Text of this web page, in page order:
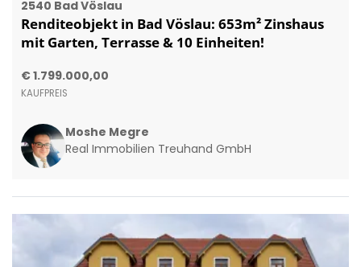
2540 Bad Vöslau
Renditeobjekt in Bad Vöslau: 653m² Zinshaus
mit Garten, Terrasse & 10 Einheiten!
€ 1.799.000,00
KAUFPREIS
Moshe Megre
Real Immobilien Treuhand GmbH